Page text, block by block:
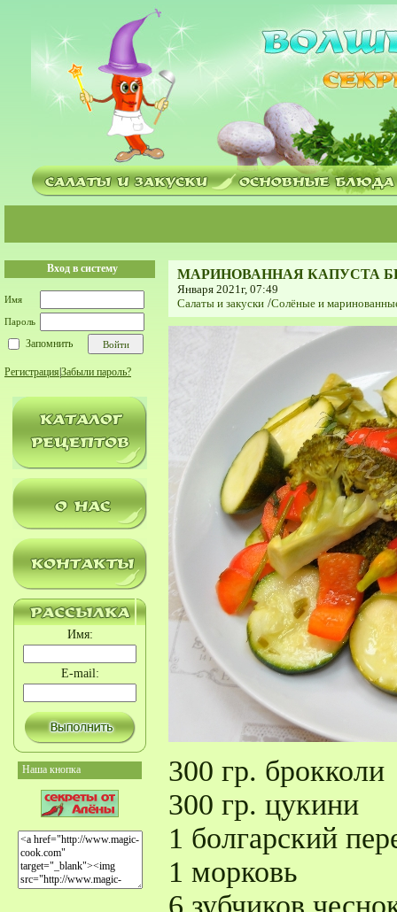
Вход в систему
Имя
Пароль
Запомнить
Регистрация Забыли пароль?
Имя:
E-mail:
Наша кнопка
МАРИНОВАННАЯ КАПУСТА
Января 2021г, 07:49
Салаты и закуски /Солёные и
300 гр. брокколи
300 гр. цукини
1 болгарский
1 морковь
6 зубчиков